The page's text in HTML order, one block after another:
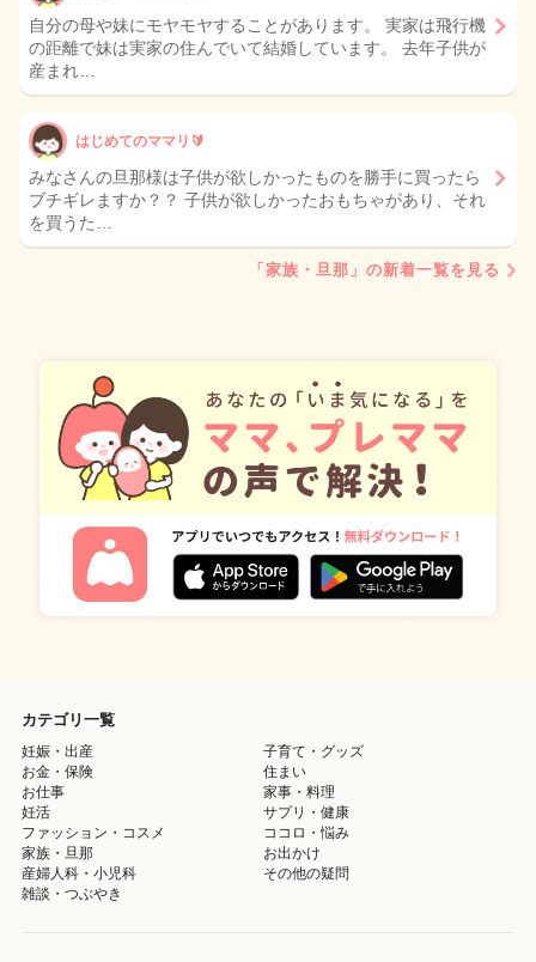
自分の母や妹にモヤモヤすることがあります。 実家は飛行機
の距離で妹は実家の住んでいて結婚しています。 去年子供が
産まれ…
はじめてのママリ🔰
みなさんの旦那様は子供が欲しかったものを勝手に買ったら
ブチギレますか？？ 子供が欲しかったおもちゃがあり、それ
を買うた…
「家族・旦那」の新着一覧を見る
カテゴリ一覧
妊娠・出産
子育て・グッズ
お金・保険
住まい
お仕事
家事・料理
妊活
サプリ・健康
ファッション・コスメ
ココロ・悩み
家族・旦那
お出かけ
産婦人科・小児科
その他の疑問
雑談・つぶやき